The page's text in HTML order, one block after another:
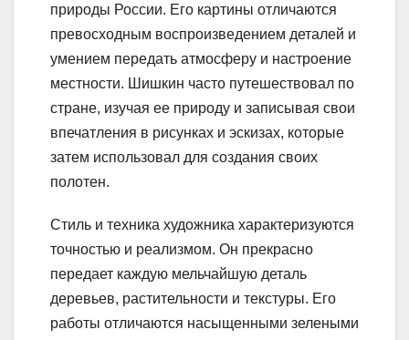
природы России. Его картины отличаются
превосходным воспроизведением деталей и
умением передать атмосферу и настроение
местности. Шишкин часто путешествовал по
стране, изучая ее природу и записывая свои
впечатления в рисунках и эскизах, которые
затем использовал для создания своих
полотен.
Стиль и техника художника характеризуются
точностью и реализмом. Он прекрасно
передает каждую мельчайшую деталь
деревьев, растительности и текстуры. Его
работы отличаются насыщенными зелеными